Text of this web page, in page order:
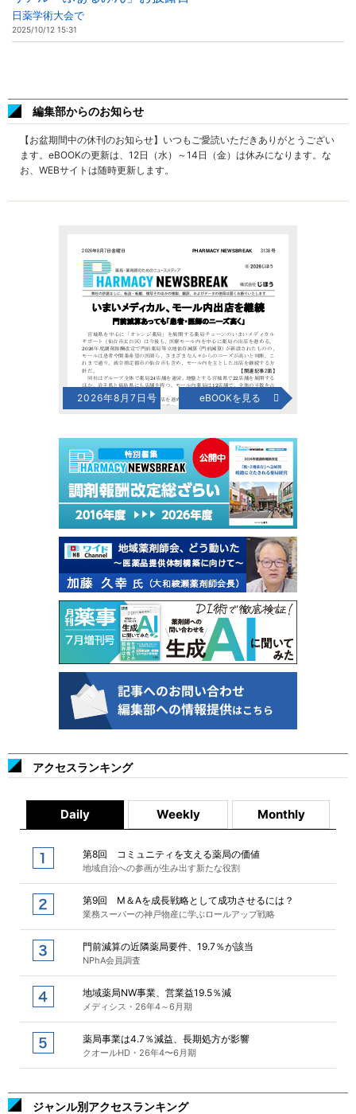
日薬学術大会で
2025/10/12 15:31
編集部からのお知らせ
【お盆期間中の休刊のお知らせ】いつもご愛読いただきありがとうござい
ます。eBOOKの更新は、12日（水）～14日（金）は休みになります。な
お、WEBサイトは随時更新します。
2026年8月7日号 eBOOKを見る
アクセスランキング
Daily Weekly Monthly
第8回 コミュニティを支える薬局の価値
地域自治への参画が生み出す新たな役割
第9回 M＆Aを成長戦略として成功させるには？
業務スーパーの神戸物産に学ぶロールアップ戦略
門前減算の近隣薬局要件、19.7％が該当
NPhA会員調査
地域薬局NW事業、営業益19.5％減
メディシス・26年4～6月期
薬局事業は4.7％減益、長期処方が影響
クオールHD・26年4〜6月期
ジャンル別アクセスランキング